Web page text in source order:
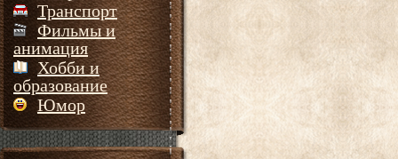
Транспорт
Фильмы и
анимация
Хобби и
образование
Юмор